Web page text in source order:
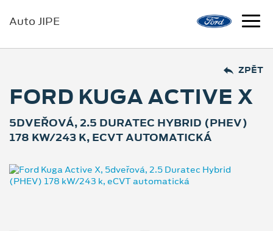
Auto JIPE
ZPĚT
FORD KUGA ACTIVE X
5DVEŘOVÁ, 2.5 DURATEC HYBRID (PHEV)
178 KW/243 K, ECVT AUTOMATICKÁ